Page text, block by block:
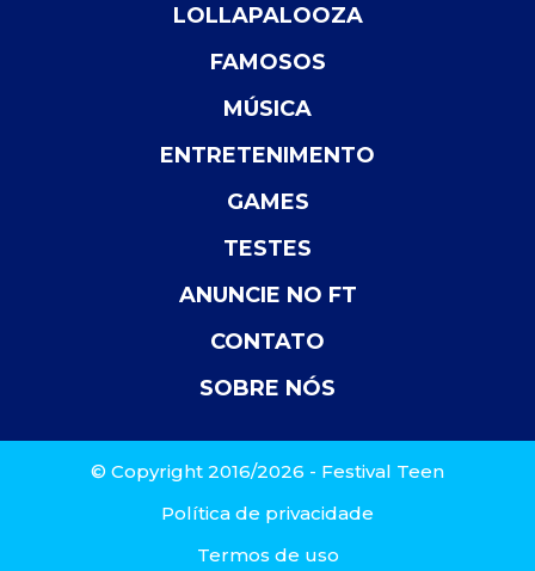
LOLLAPALOOZA
FAMOSOS
MÚSICA
ENTRETENIMENTO
GAMES
TESTES
ANUNCIE NO FT
CONTATO
SOBRE NÓS
© Copyright 2016/2026 - Festival Teen
Política de privacidade
Termos de uso